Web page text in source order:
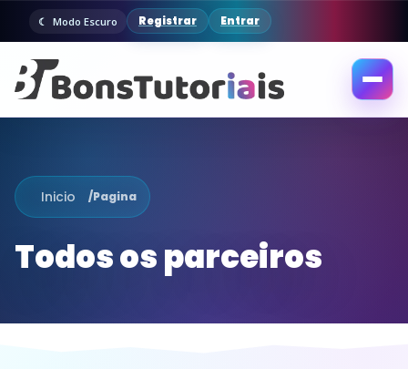
Modo Escuro Registrar Entrar
Abrir
Inicio /Pagina
Todos os parceiros